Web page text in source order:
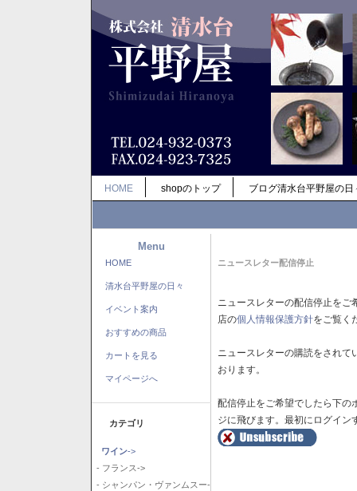
HOME shopのトップ ブログ清水台平野屋の日
Menu
HOME
清水台平野屋の日々
イベント案内
おすすめの商品
カートを見る
マイページへ
カテゴリ
ワイン->
- フランス->
- シャンパン・ヴァンムスー-
ニュースレター配信停止
ニュースレターの配信停止を
店の個人情報保護方針をご覧く
ニュースレターの購読をされ
おります。
配信停止をご希望でしたら下の
ジに飛びます。最初にログイン